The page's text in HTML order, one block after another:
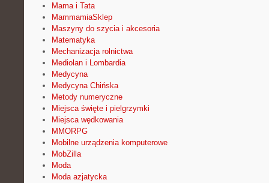
Mama i Tata
MammamiaSklep
Maszyny do szycia i akcesoria
Matematyka
Mechanizacja rolnictwa
Mediolan i Lombardia
Medycyna
Medycyna Chińska
Metody numeryczne
Miejsca święte i pielgrzymki
Miejsca wędkowania
MMORPG
Mobilne urządzenia komputerowe
MobZilla
Moda
Moda azjatycka